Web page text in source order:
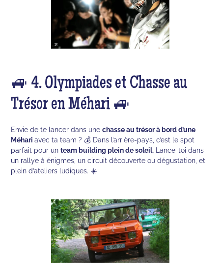
🚙 4. Olympiades et Chasse au
Trésor en Méhari 🚙
Envie de te lancer dans unechasse au trésor à bord d’une
Méhariavec ta team ? 💰 Dans l’arrière-pays, c’est le spot
parfait pour unteam building plein de soleil. Lance-toi dans
un rallye à énigmes, un circuit découverte ou dégustation, et
plein d’ateliers ludiques. ☀️